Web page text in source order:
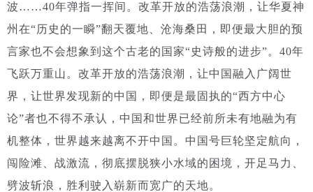
波……40年弹指一挥间。改革开放的浩荡浪潮，让华夏神
州在“历史的一瞬”翻天覆地、沧海桑田，即便最大胆的预
言家也不会想象到这个古老的国家“史诗般的进步”。 40年
飞跃万重山。改革开放的浩荡浪潮，让中国融入广阔世
界，让世界发现新的中国，即便是最固执的“西方中心
论”者也不得不承认，中国和世界已经前所未有地融为有
机整体，世界越来越离不开中国。中国号巨轮坚定航向，
闯险滩、战激流，彻底摆脱狭小水域的困境，开足马力、
劈波斩浪，胜利驶入崭新而宽广的天地。